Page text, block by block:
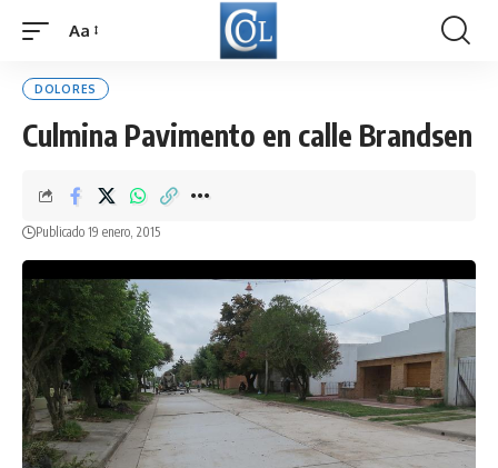
Font
Aa
DOLORES
Culmina Pavimento en calle Brandsen
Publicado 19 enero, 2015